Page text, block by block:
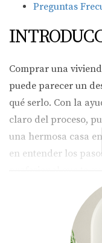
Preguntas
Comprar una
puede parecer un
qué serlo. Con la
claro del proceso,
una hermosa casa
en entender los
donde entra en
sector inmobiliario
compradores